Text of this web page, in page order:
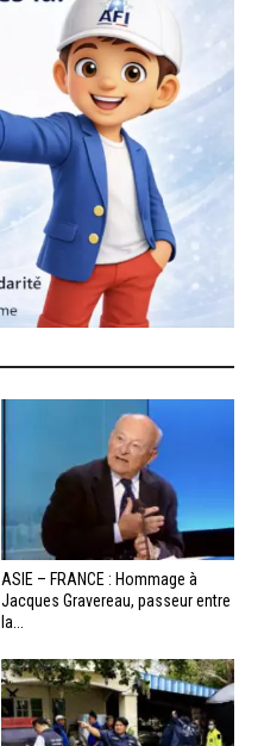
ASIE – FRANCE : Hommage à
Jacques Gravereau, passeur entre
la...